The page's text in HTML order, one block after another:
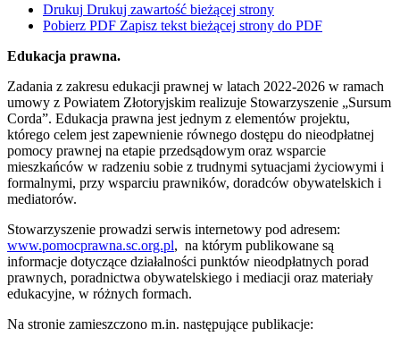
Drukuj Drukuj zawartość bieżącej strony
Pobierz PDF Zapisz tekst bieżącej strony do PDF
Edukacja prawna.
Zadania z zakresu edukacji prawnej w latach 2022-2026 w ramach
umowy z Powiatem Złotoryjskim realizuje Stowarzyszenie „Sursum
Corda”. Edukacja prawna jest jednym z elementów projektu,
którego celem jest zapewnienie równego dostępu do nieodpłatnej
pomocy prawnej na etapie przedsądowym oraz wsparcie
mieszkańców w radzeniu sobie z trudnymi sytuacjami życiowymi i
formalnymi, przy wsparciu prawników, doradców obywatelskich i
mediatorów.
Stowarzyszenie prowadzi serwis internetowy pod adresem:
www.pomocprawna.sc.org.pl, na którym publikowane są
informacje dotyczące działalności punktów nieodpłatnych porad
prawnych, poradnictwa obywatelskiego i mediacji oraz materiały
edukacyjne, w różnych formach.
Na stronie zamieszczono m.in. następujące publikacje: